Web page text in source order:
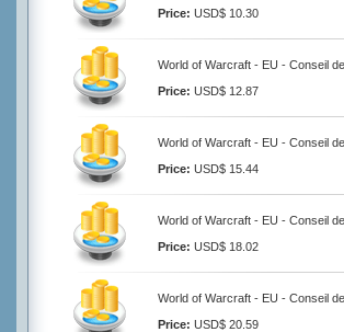
Price: USD$ 10.30
World of Warcraft - EU - Conseil
Price: USD$ 12.87
World of Warcraft - EU - Conseil
Price: USD$ 15.44
World of Warcraft - EU - Conseil
Price: USD$ 18.02
World of Warcraft - EU - Conseil
Price: USD$ 20.59